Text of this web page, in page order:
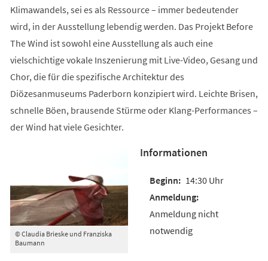
Klimawandels, sei es als Ressource – immer bedeutender
wird, in der Ausstellung lebendig werden. Das Projekt Before
The Wind ist sowohl eine Ausstellung als auch eine
vielschichtige vokale Inszenierung mit Live-Video, Gesang und
Chor, die für die spezifische Architektur des
Diözesanmuseums Paderborn konzipiert wird. Leichte Brisen,
schnelle Böen, brausende Stürme oder Klang-Performances –
der Wind hat viele Gesichter.
© Claudia Brieske und Franziska
Baumann
Informationen
14:30 Uhr
Anmeldung nicht
notwendig